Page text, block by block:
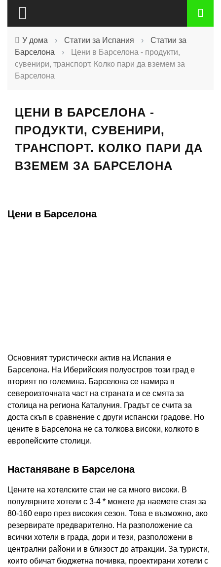
У дома › Статии за Испания ›
Статии за
Барселона
›
Цени в Барселона - продукти,
сувенири, транспорт. Колко пари да вземем за
Барселона
ЦЕНИ В БАРСЕЛОНА -
ПРОДУКТИ, СУВЕНИРИ,
ТРАНСПОРТ. КОЛКО ПАРИ ДА
ВЗЕМЕМ ЗА БАРСЕЛОНА
Цени в Барселона
Основният туристически актив на Испания е
Барселона. На Иберийския полуостров този град е
вторият по големина. Барселона се намира в
североизточната част на страната и се смята за
столица на региона Каталуния. Градът се счита за
доста скъп в сравнение с други испански градове. Но
цените в Барселона не са толкова високи, колкото в
европейските столици.
Настаняване в Барселона
Цените на хотелските стаи не са много високи. В
популярните хотели с 3-4 * можете да наемете стая за
80-160 евро през високия сезон. Това е възможно, ако
резервирате предварително. На разположение са
всички хотели в града, дори и тези, разположени в
централни райони и в близост до атракции. За туристи,
които обичат бюджетна почивка, проектирани хотели с